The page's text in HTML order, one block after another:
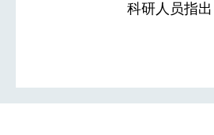
科研人员指